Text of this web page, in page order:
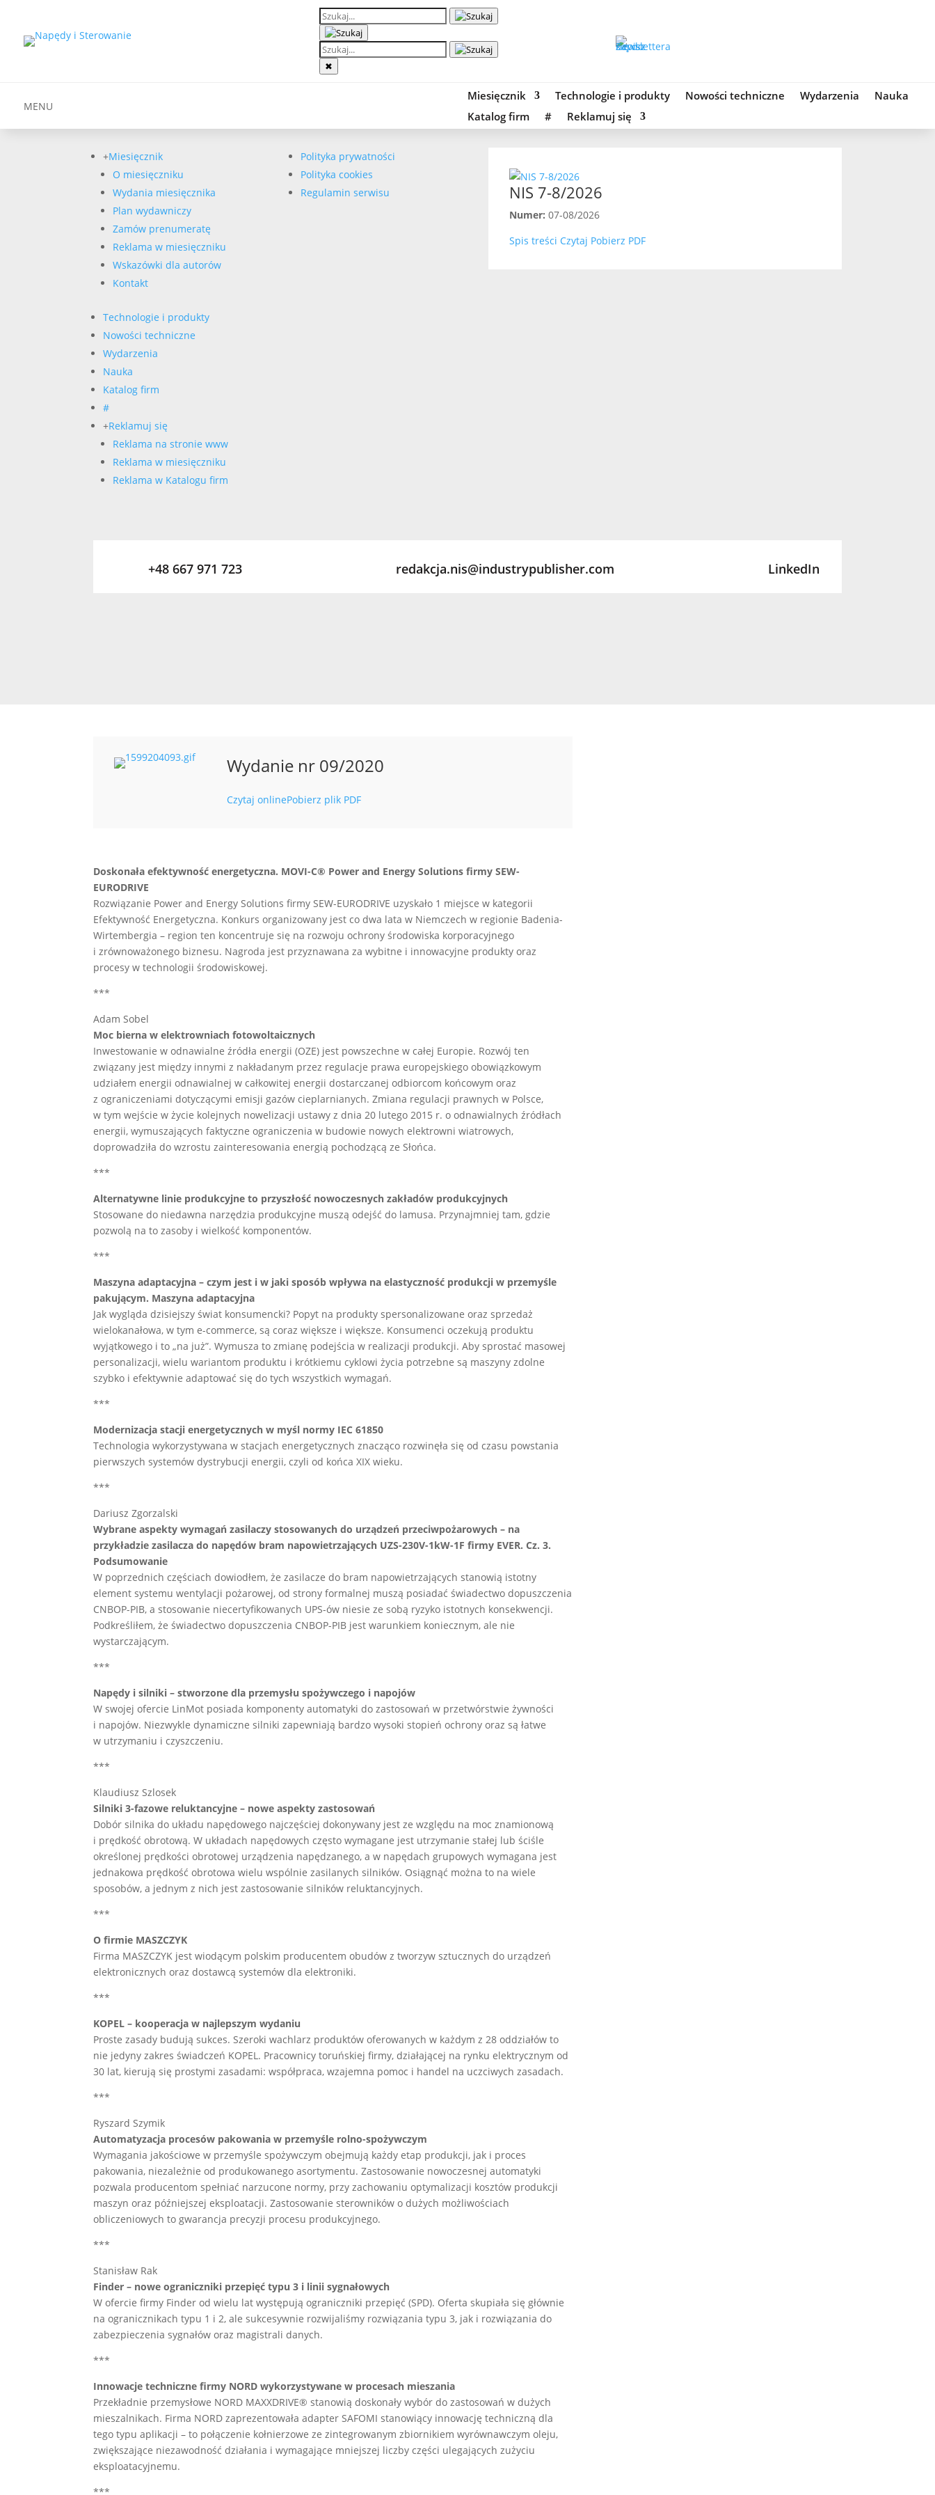
✖
MENU
Miesięcznik Technologie i produkty Nowości techniczne Wydarzenia
Nauka
Katalog firm
# Reklamuj się
+Miesięcznik
O miesięczniku
Wydania miesięcznika
Plan wydawniczy
Zamów prenumeratę
Reklama w miesięczniku
Wskazówki dla autorów
Kontakt
Technologie i produkty
Nowości techniczne
Wydarzenia
Nauka
Katalog firm
#
+Reklamuj się
Reklama na stronie www
Reklama w miesięczniku
Reklama w Katalogu firm
Polityka prywatności
Polityka cookies
Regulamin serwisu
NIS 7-8/2026
Numer: 07-08/2026
Spis treści Czytaj Pobierz PDF
+48 667 971 723 redakcja.nis@industrypublisher.com LinkedIn
Wydanie nr 09/2020
Czytaj onlinePobierz plik PDF
Doskonała efektywność energetyczna. MOVI-C® Power and Energy Solutions firmy SEW-
EURODRIVE
Rozwiązanie Power and Energy Solutions firmy SEW-EURODRIVE uzyskało 1 miejsce w kategorii
Efektywność Energetyczna. Konkurs organizowany jest co dwa lata w Niemczech w regionie Badenia-
Wirtembergia – region ten koncentruje się na rozwoju ochrony środowiska korporacyjnego
i zrównoważonego biznesu. Nagroda jest przyznawana za wybitne i innowacyjne produkty oraz
procesy w technologii środowiskowej.
***
Adam Sobel
Moc bierna w elektrowniach fotowoltaicznych
Inwestowanie w odnawialne źródła energii (OZE) jest powszechne w całej Europie. Rozwój ten
związany jest między innymi z nakładanym przez regulacje prawa europejskiego obowiązkowym
udziałem energii odnawialnej w całkowitej energii dostarczanej odbiorcom końcowym oraz
z ograniczeniami dotyczącymi emisji gazów cieplarnianych. Zmiana regulacji prawnych w Polsce,
w tym wejście w życie kolejnych nowelizacji ustawy z dnia 20 lutego 2015 r. o odnawialnych źródłach
energii, wymuszających faktyczne ograniczenia w budowie nowych elektrowni wiatrowych,
doprowadziła do wzrostu zainteresowania energią pochodzącą ze Słońca.
***
Alternatywne linie produkcyjne to przyszłość nowoczesnych zakładów produkcyjnych
Stosowane do niedawna narzędzia produkcyjne muszą odejść do lamusa. Przynajmniej tam, gdzie
pozwolą na to zasoby i wielkość komponentów.
***
Maszyna adaptacyjna – czym jest i w jaki sposób wpływa na elastyczność produkcji w przemyśle
pakującym. Maszyna adaptacyjna
Jak wygląda dzisiejszy świat konsumencki? Popyt na produkty spersonalizowane oraz sprzedaż
wielokanałowa, w tym e-commerce, są coraz większe i większe. Konsumenci oczekują produktu
wyjątkowego i to „na już”. Wymusza to zmianę podejścia w realizacji produkcji. Aby sprostać masowej
personalizacji, wielu wariantom produktu i krótkiemu cyklowi życia potrzebne są maszyny zdolne
szybko i efektywnie adaptować się do tych wszystkich wymagań.
***
Modernizacja stacji energetycznych w myśl normy IEC 61850
Technologia wykorzystywana w stacjach energetycznych znacząco rozwinęła się od czasu powstania
pierwszych systemów dystrybucji energii, czyli od końca XIX wieku.
***
Dariusz Zgorzalski
Wybrane aspekty wymagań zasilaczy stosowanych do urządzeń przeciwpożarowych – na
przykładzie zasilacza do napędów bram napowietrzających UZS-230V-1kW-1F firmy EVER. Cz. 3.
Podsumowanie
W poprzednich częściach dowiodłem, że zasilacze do bram napowietrzających stanowią istotny
element systemu wentylacji pożarowej, od strony formalnej muszą posiadać świadectwo dopuszczenia
CNBOP-PIB, a stosowanie niecertyfikowanych UPS-ów niesie ze sobą ryzyko istotnych konsekwencji.
Podkreśliłem, że świadectwo dopuszczenia CNBOP-PIB jest warunkiem koniecznym, ale nie
wystarczającym.
***
Napędy i silniki – stworzone dla przemysłu spożywczego i napojów
W swojej ofercie LinMot posiada komponenty automatyki do zastosowań w przetwórstwie żywności
i napojów. Niezwykle dynamiczne silniki zapewniają bardzo wysoki stopień ochrony oraz są łatwe
w utrzymaniu i czyszczeniu.
***
Klaudiusz Szlosek
Silniki 3-fazowe reluktancyjne – nowe aspekty zastosowań
Dobór silnika do układu napędowego najczęściej dokonywany jest ze względu na moc znamionową
i prędkość obrotową. W układach napędowych często wymagane jest utrzymanie stałej lub ściśle
określonej prędkości obrotowej urządzenia napędzanego, a w napędach grupowych wymagana jest
jednakowa prędkość obrotowa wielu wspólnie zasilanych silników. Osiągnąć można to na wiele
sposobów, a jednym z nich jest zastosowanie silników reluktancyjnych.
***
O firmie MASZCZYK
Firma MASZCZYK jest wiodącym polskim producentem obudów z tworzyw sztucznych do urządzeń
elektronicznych oraz dostawcą systemów dla elektroniki.
***
KOPEL – kooperacja w najlepszym wydaniu
Proste zasady budują sukces. Szeroki wachlarz produktów oferowanych w każdym z 28 oddziałów to
nie jedyny zakres świadczeń KOPEL. Pracownicy toruńskiej firmy, działającej na rynku elektrycznym od
30 lat, kierują się prostymi zasadami: współpraca, wzajemna pomoc i handel na uczciwych zasadach.
***
Ryszard Szymik
Automatyzacja procesów pakowania w przemyśle rolno-spożywczym
Wymagania jakościowe w przemyśle spożywczym obejmują każdy etap produkcji, jak i proces
pakowania, niezależnie od produkowanego asortymentu. Zastosowanie nowoczesnej automatyki
pozwala producentom spełniać narzucone normy, przy zachowaniu optymalizacji kosztów produkcji
maszyn oraz późniejszej eksploatacji. Zastosowanie sterowników o dużych możliwościach
obliczeniowych to gwarancja precyzji procesu produkcyjnego.
***
Stanisław Rak
Finder – nowe ograniczniki przepięć typu 3 i linii sygnałowych
W ofercie firmy Finder od wielu lat występują ograniczniki przepięć (SPD). Oferta skupiała się głównie
na ogranicznikach typu 1 i 2, ale sukcesywnie rozwijaliśmy rozwiązania typu 3, jak i rozwiązania do
zabezpieczenia sygnałów oraz magistrali danych.
***
Innowacje techniczne firmy NORD wykorzystywane w procesach mieszania
Przekładnie przemysłowe NORD MAXXDRIVE® stanowią doskonały wybór do zastosowań w dużych
mieszalnikach. Firma NORD zaprezentowała adapter SAFOMI stanowiący innowację techniczną dla
tego typu aplikacji – to połączenie kołnierzowe ze zintegrowanym zbiornikiem wyrównawczym oleju,
zwiększające niezawodność działania i wymagające mniejszej liczby części ulegających zużyciu
eksploatacyjnemu.
***